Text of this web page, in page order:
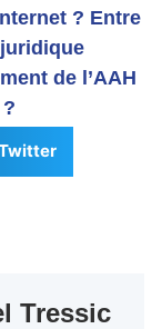
? Entre
de l’AAH
Tressic